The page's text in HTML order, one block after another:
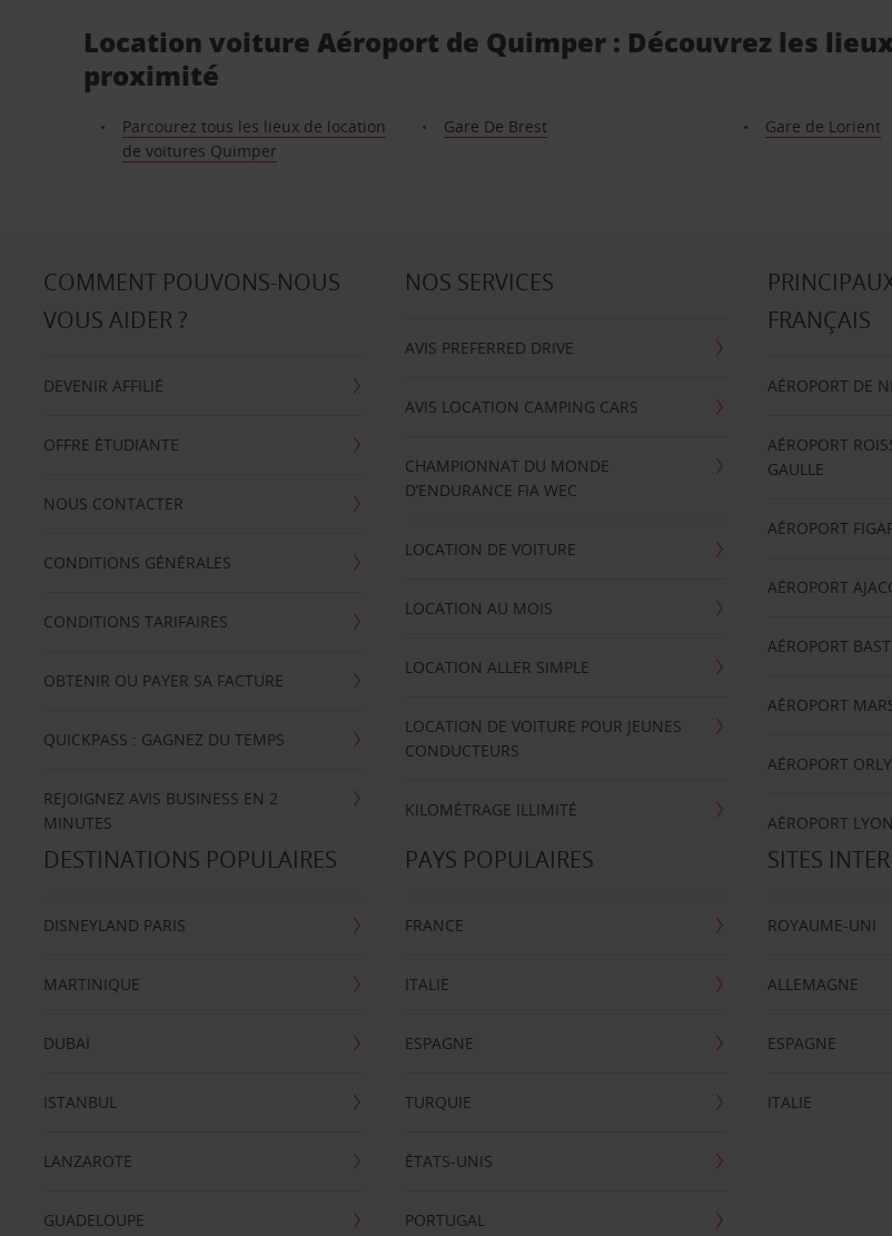
Location voiture Aéroport de Quimper : Découvrez les
proximité
Parcourez tous les lieux de location
de voitures Quimper
Gare De Brest Gare de Lorient
COMMENT POUVONS-NOUS
VOUS AIDER ?
DEVENIR AFFILIÉ
OFFRE ÉTUDIANTE
NOUS CONTACTER
CONDITIONS GÉNÉRALES
CONDITIONS TARIFAIRES
OBTENIR OU PAYER SA FACTURE
QUICKPASS : GAGNEZ DU TEMPS
REJOIGNEZ AVIS BUSINESS EN 2
MINUTES
NOS SERVICES
AVIS PREFERRED DRIVE
AVIS LOCATION CAMPING CARS
CHAMPIONNAT DU MONDE
D’ENDURANCE FIA WEC
LOCATION DE VOITURE
LOCATION AU MOIS
LOCATION ALLER SIMPLE
LOCATION DE VOITURE POUR JEUNES
CONDUCTEURS
KILOMÉTRAGE ILLIMITÉ
FRANÇAIS
AÉROPORT DE
AÉROPORT
GAULLE
AÉROPORT
AÉROPORT
AÉROPORT
AÉROPORT
AÉROPORT ORLY
AÉROPORT LYON
DESTINATIONS POPULAIRES
DISNEYLAND PARIS
MARTINIQUE
DUBAÏ
ISTANBUL
LANZAROTE
GUADELOUPE
PAYS POPULAIRES
FRANCE
ITALIE
ESPAGNE
TURQUIE
ÉTATS-UNIS
PORTUGAL
SITES
ROYAUME-UNI
ALLEMAGNE
ESPAGNE
ITALIE